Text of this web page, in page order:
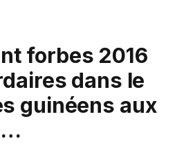
forbes 2016
dans le
guinéens aux